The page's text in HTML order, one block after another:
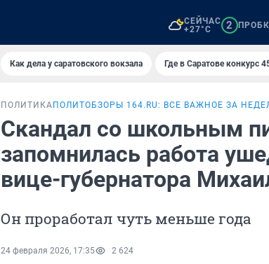
СЕЙЧАС
+27°C
2
Как дела у саратовского вокзала Где в Саратове конкурс
ПОЛИТИКА ПОЛИТОБЗОРЫ 164.RU: ВСЕ ВАЖНОЕ ЗА
Скандал со школьным
запомнилась работа
вице-губернатора
Он проработал чуть меньше года
24 февраля 2026, 17:35 2 624